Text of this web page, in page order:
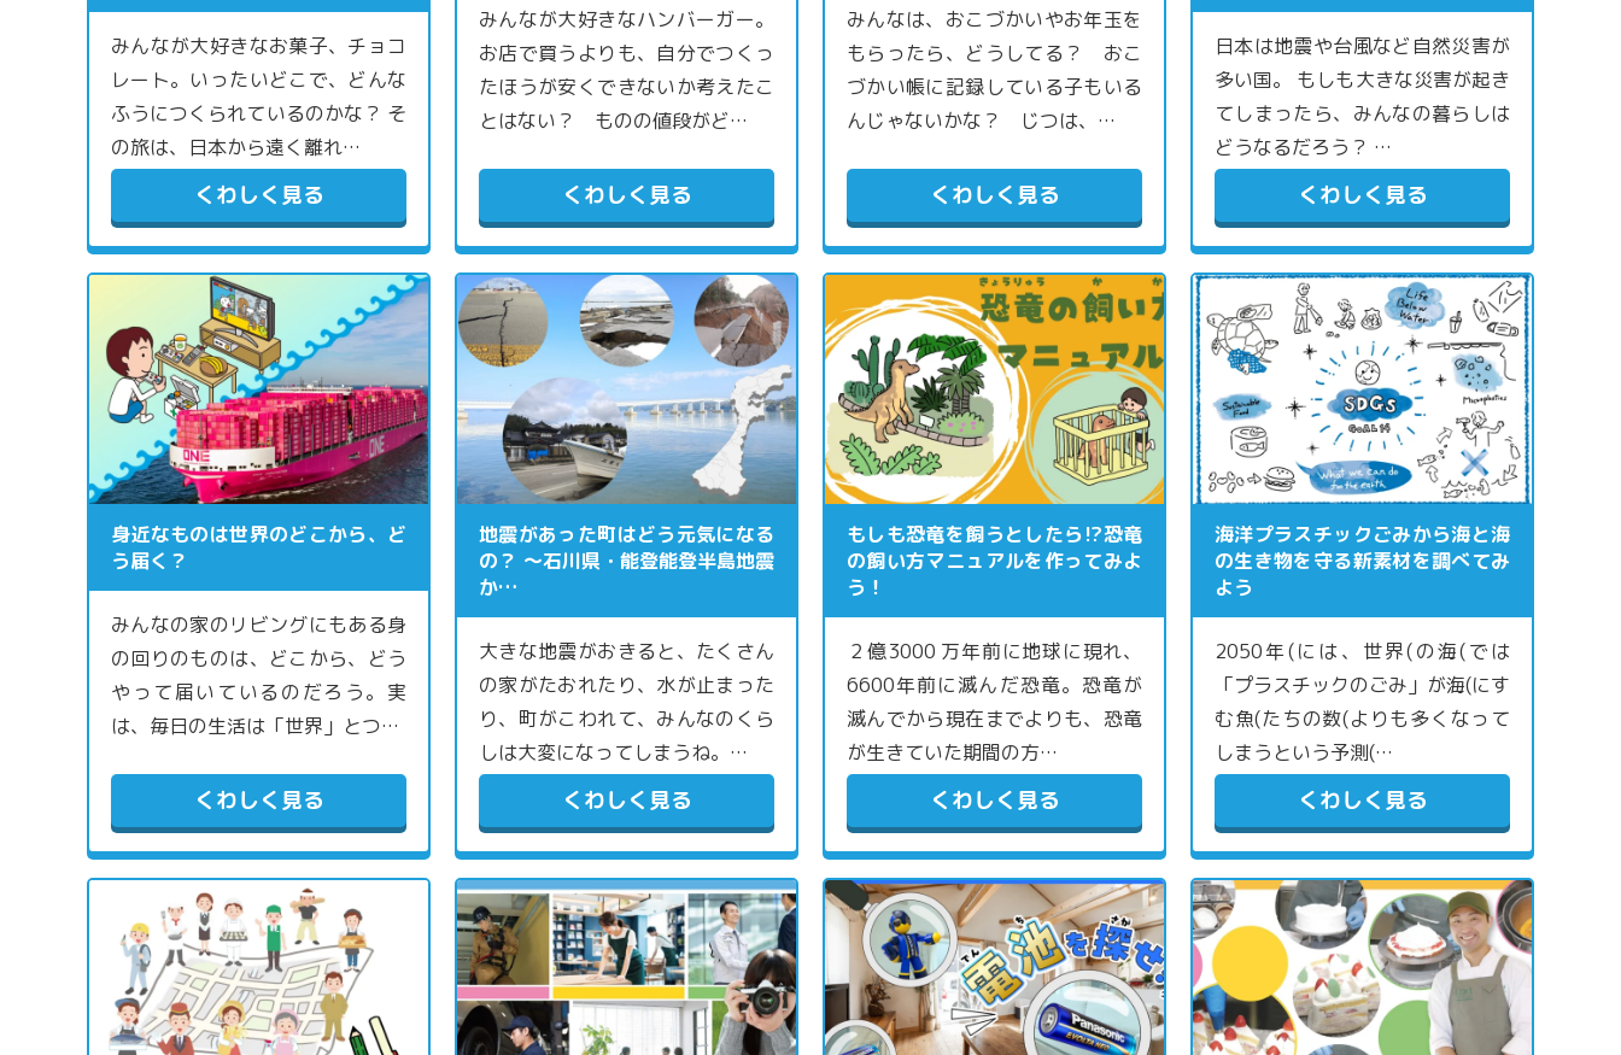
みんなが大好きなお菓子、チョコ
レート。いったいどこで、どんな
ふうにつくられているのかな？ そ
の旅は、日本から遠く離れ…
くわしく見る
みんなが大好きなハンバーガー。
お店で買うよりも、自分でつくっ
たほうが安くできないか考えたこ
とはない？ ものの値段がど…
くわしく見る
みんなは、おこづかいやお年玉を
もらったら、どうしてる？ おこ
づかい帳に記録している子もいる
んじゃないかな？ じつは、…
くわしく見る
日本は地震や台風など自然災害が
多い国。 もしも大きな災害が起き
てしまったら、みんなの暮らしは
どうなるだろう？ …
くわしく見る
身近なものは世界のどこから、ど
う届く？
みんなの家のリビングにもある身
の回りのものは、どこから、どう
やって届いているのだろう。実
は、毎日の生活は「世界」とつ…
くわしく見る
地震があった町はどう元気になる
の？ 〜石川県・能登能登半島地震
か…
大きな地震がおきると、たくさん
の家がたおれたり、水が止まった
り、町がこわれて、みんなのくら
しは大変になってしまうね。…
くわしく見る
もしも恐竜を飼うとしたら⁉恐竜
の飼い方マニュアルを作ってみよ
う！
２億3000 万年前に地球に現れ、
6600年前に滅んだ恐竜。恐竜が
滅んでから現在までよりも、恐竜
が生きていた期間の方…
くわしく見る
海洋プラスチックごみから海と海
の生き物を守る新素材を調べてみ
よう
2050年(には、世界(の海(では
「プラスチックのごみ」が海(にす
む魚(たちの数(よりも多くなって
しまうという予測(…
くわしく見る